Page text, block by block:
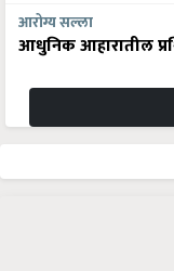
आरोग्य सल्ला
आधुनिक आहारातील